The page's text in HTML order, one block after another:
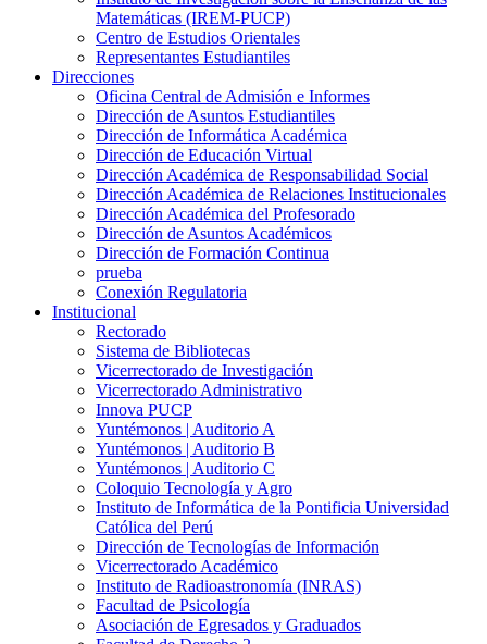
Matemáticas (IREM-PUCP)
Centro de Estudios Orientales
Representantes Estudiantiles
Direcciones
Oficina Central de Admisión e Informes
Dirección de Asuntos Estudiantiles
Dirección de Informática Académica
Dirección de Educación Virtual
Dirección Académica de Responsabilidad Social
Dirección Académica de Relaciones Institucionales
Dirección Académica del Profesorado
Dirección de Asuntos Académicos
Dirección de Formación Continua
prueba
Conexión Regulatoria
Institucional
Rectorado
Sistema de Bibliotecas
Vicerrectorado de Investigación
Vicerrectorado Administrativo
Innova PUCP
Yuntémonos | Auditorio A
Yuntémonos | Auditorio B
Yuntémonos | Auditorio C
Coloquio Tecnología y Agro
Instituto de Informática de la Pontificia Universidad
Católica del Perú
Dirección de Tecnologías de Información
Vicerrectorado Académico
Instituto de Radioastronomía (INRAS)
Facultad de Psicología
Asociación de Egresados y Graduados